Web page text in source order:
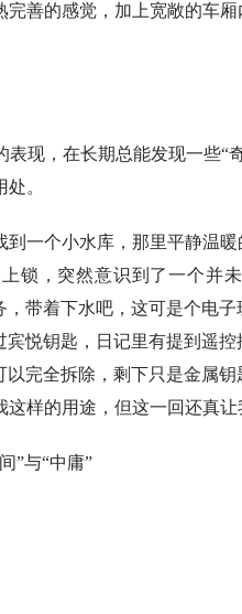
完善的感觉，加上宽敞的车
表现，在长期总能发现一些“
。
到一个小水库，那里平静温
锁，突然意识到了一个
带着下水吧，这可是个电
宾悦钥匙，日记里有提到遥
完全拆除，剩下只是金属
样的用途，但这一回还真让